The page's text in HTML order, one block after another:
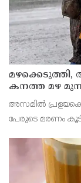
മഴക്കെടുത്തി,
കനത്ത മഴ
അസമില്‍
പേരുടെ മരണം
മഴക്കെടുതി